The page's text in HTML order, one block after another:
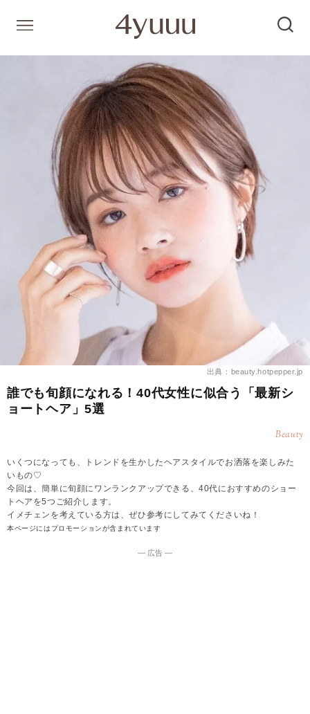
出典：beauty.hotpepper.jp
誰でも旬顔になれる！40代女性に似合う「最新シ
ョートヘア」5選
Beauty
いくつになっても、トレンドを生かしたヘアスタイルでお洒落を楽しみた
いもの♡
今回は、簡単に旬顔にワンランクアップできる、40代におすすめのショー
トヘアを5つご紹介します。
イメチェンを考えている方は、ぜひ参考にしてみてくださいね！
本ページにはプロモーションが含まれています
― 広告 ―